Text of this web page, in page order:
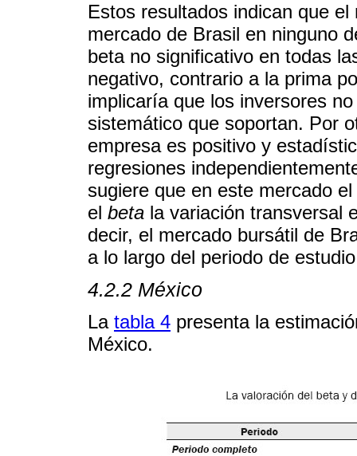
Estos resultados indican que
mercado de Brasil en ninguno
beta no significativo en todas
negativo, contrario a la prima
implicaría que los inversores
sistemático que soportan. Por
empresa es positivo y
regresiones
sugiere que en este mercado el
el beta la variación transversal
decir, el mercado bursátil de
a lo largo del periodo de
4.2.2 México
La tabla 4 presenta la
México.